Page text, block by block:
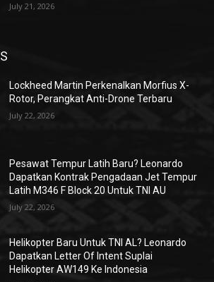
July 21, 2026
Lockheed Martin Perkenalkan Morfius X-
Rotor, Perangkat Anti-Drone Terbaru
July 22, 2026
Pesawat Tempur Latih Baru? Leonardo
Dapatkan Kontrak Pengadaan Jet Tempur
Latih M346 F Block 20 Untuk TNI AU
July 22, 2026
Helikopter Baru Untuk TNI AL? Leonardo
Dapatkan Letter Of Intent Suplai
Helikopter AW149 Ke Indonesia